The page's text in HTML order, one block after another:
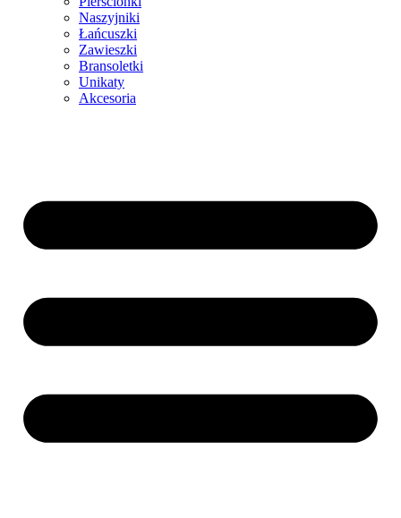
Naszyjniki
Łańcuszki
Zawieszki
Bransoletki
Unikaty
Akcesoria